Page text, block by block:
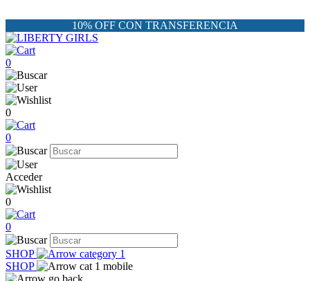
10% OFF CON TRANSFERENCIA
0
0
0
Acceder
0
0
SHOP
SHOP